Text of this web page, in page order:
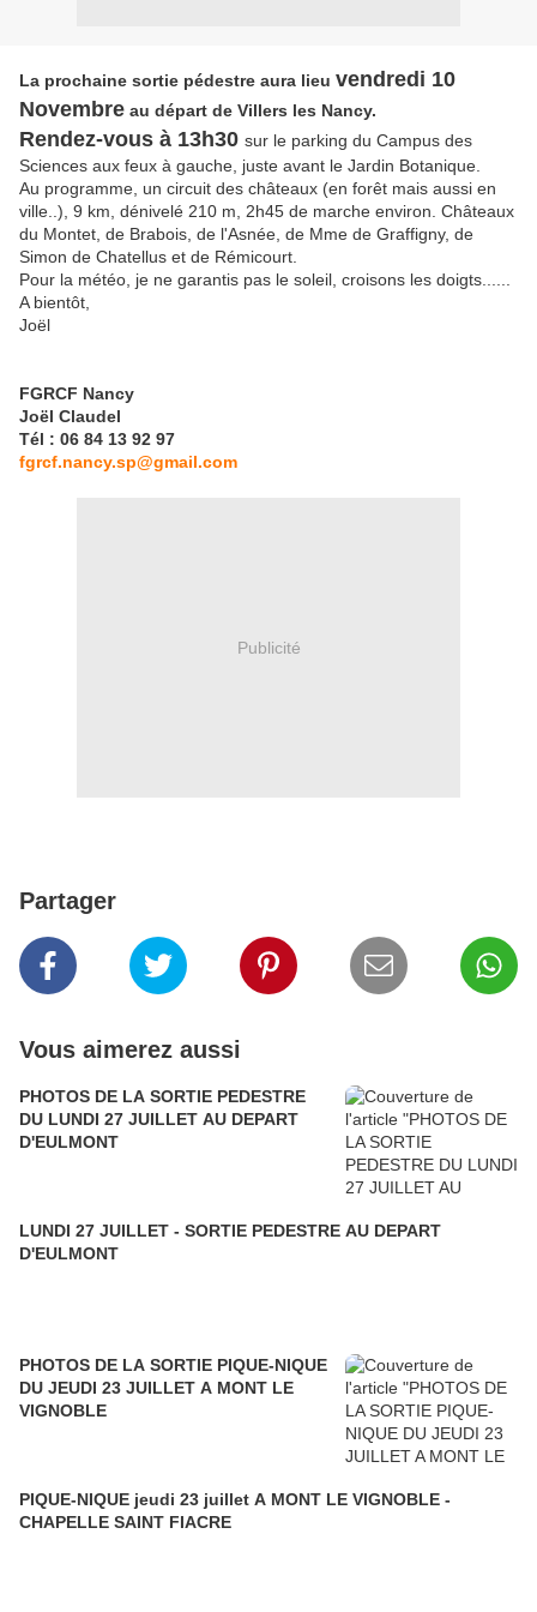
La prochaine sortie pédestre aura lieu vendredi 10
Novembre au départ de Villers les Nancy.
Rendez-vous à 13h30 sur le parking du Campus des
Sciences aux feux à gauche, juste avant le Jardin Botanique.
Au programme, un circuit des châteaux (en forêt mais aussi en
ville..), 9 km, dénivelé 210 m, 2h45 de marche environ. Châteaux
du Montet, de Brabois, de l'Asnée, de Mme de Graffigny, de
Simon de Chatellus et de Rémicourt.
Pour la météo, je ne garantis pas le soleil, croisons les doigts......
A bientôt,
Joël
FGRCF Nancy
Joël Claudel
Tél : 06 84 13 92 97
fgrcf.nancy.sp@gmail.com
Publicité
Partager
Vous aimerez aussi
PHOTOS DE LA SORTIE PEDESTRE
DU LUNDI 27 JUILLET AU DEPART
D'EULMONT
LUNDI 27 JUILLET - SORTIE PEDESTRE AU DEPART
D'EULMONT
PHOTOS DE LA SORTIE PIQUE-NIQUE
DU JEUDI 23 JUILLET A MONT LE
VIGNOBLE
PIQUE-NIQUE jeudi 23 juillet A MONT LE VIGNOBLE -
CHAPELLE SAINT FIACRE